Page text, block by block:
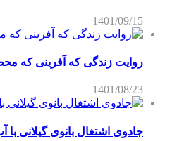
1401/09/15
روایت زندگی که آفرینی که
1401/08/23
جادوی اشتغال بانوی گیلانی